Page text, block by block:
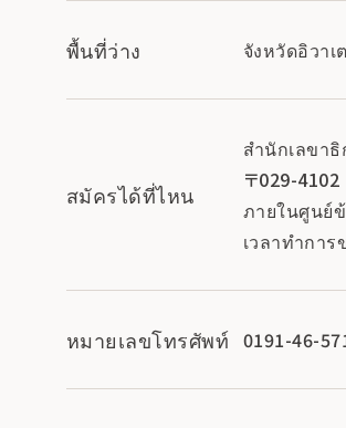
พื้นที่ว่าง จังหวัดอิวาเ
สมัครได้ที่ไหน
สำนักเลขา
〒029-4102
ภายในศูนย์
เวลาทำกา
หมายเลขโทรศัพท์ 0191-46-